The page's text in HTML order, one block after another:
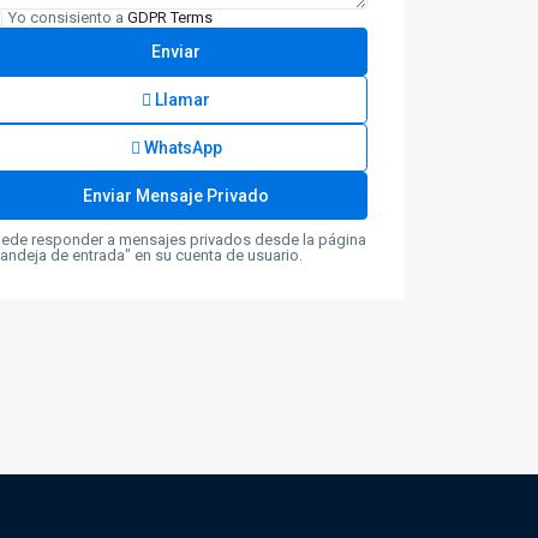
Yo consisiento a GDPR Terms
Llamar
WhatsApp
responder a mensajes privados desde la página
de entrada" en su cuenta de usuario.